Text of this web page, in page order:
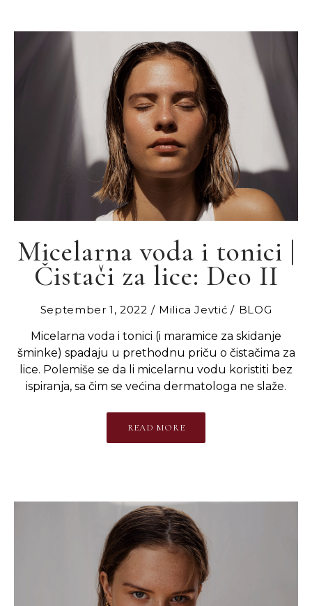
Micelarna voda i tonici |
Čistači za lice: Deo II
September 1, 2022 Milica Jevtić
BLOG
Micelarna voda i tonici (i maramice za skidanje
šminke) spadaju u prethodnu priču o čistačima za
lice. Polemiše se da li micelarnu vodu koristiti bez
ispiranja, sa čim se većina dermatologa ne slaže.
READ MORE